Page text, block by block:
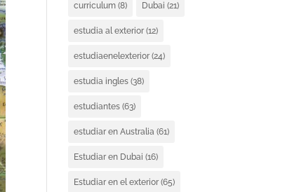
curriculum (8) Dubai (21)
estudia al exterior (12)
estudiaenelexterior (24)
estudia ingles (38)
estudiantes (63)
estudiar en Australia (61)
Estudiar en Dubai (16)
Estudiar en el exterior (65)